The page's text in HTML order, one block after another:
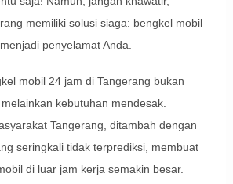
memiliki solusi siaga: bengkel mobil
penyelamat Anda.
mobil 24 jam di Tangerang bukan
kebutuhan mendesak.
Tangerang, ditambah dengan
seringkali tidak terprediksi, membuat
di luar jam kerja semakin besar.